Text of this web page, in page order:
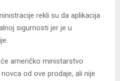
rekli su da aplikacija
sigurnosti jer je u
američko ministarstvo
od ove prodaje, ali nije